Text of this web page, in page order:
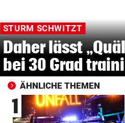
STURM SCHWITZT
Daher lässt
bei 30 Grad
ÄHNLICHE THEMEN
1